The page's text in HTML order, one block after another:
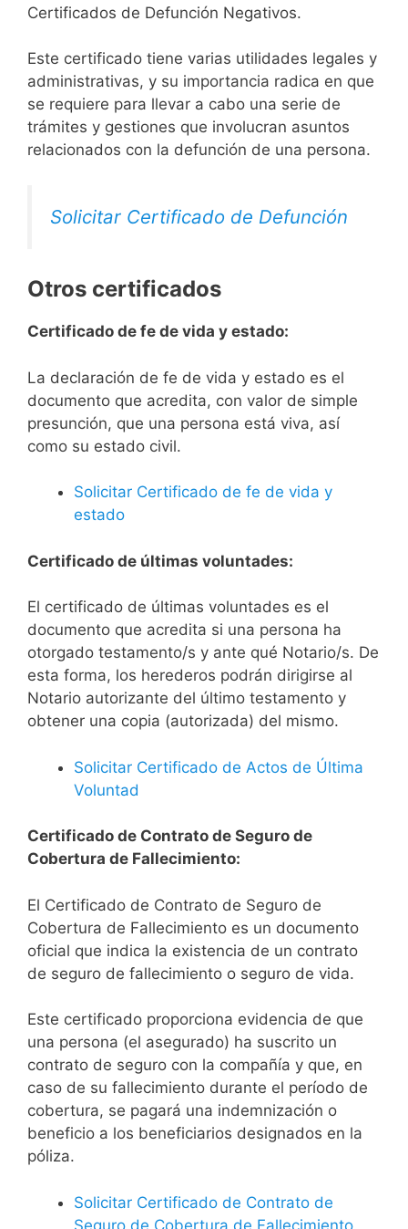
Certificados de Defunción Negativos.
Este certificado tiene varias utilidades legales y
administrativas, y su importancia radica en que
se requiere para llevar a cabo una serie de
trámites y gestiones que involucran asuntos
relacionados con la defunción de una persona.
Solicitar Certificado de Defunción
Otros certificados
Certificado de fe de vida y estado:
La declaración de fe de vida y estado es el
documento que acredita, con valor de simple
presunción, que una persona está viva, así
como su estado civil.
Solicitar Certificado de fe de vida y
estado
Certificado de últimas voluntades:
El certificado de últimas voluntades es el
documento que acredita si una persona ha
otorgado testamento/s y ante qué Notario/s. De
esta forma, los herederos podrán dirigirse al
Notario autorizante del último testamento y
obtener una copia (autorizada) del mismo.
Solicitar Certificado de Actos de Última
Voluntad
Certificado de Contrato de Seguro de
Cobertura de Fallecimiento:
El Certificado de Contrato de Seguro de
Cobertura de Fallecimiento es un documento
oficial que indica la existencia de un contrato
de seguro de fallecimiento o seguro de vida.
Este certificado proporciona evidencia de que
una persona (el asegurado) ha suscrito un
contrato de seguro con la compañía y que, en
caso de su fallecimiento durante el período de
cobertura, se pagará una indemnización o
beneficio a los beneficiarios designados en la
póliza.
Solicitar Certificado de Contrato de
Seguro de Cobertura de Fallecimiento